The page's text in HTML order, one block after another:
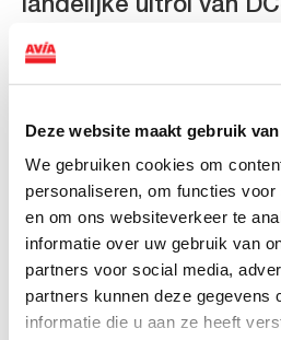
Deze website maakt gebruik
We gebruiken cookies om
personaliseren, om functies
en om ons websiteverkeer te
informatie over uw gebruik van
partners voor social media,
partners kunnen deze gegevens
informatie die u aan ze heeft
landelijke uitrol van
Lees verder